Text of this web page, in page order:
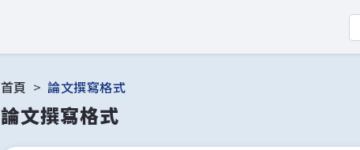
首頁 論文撰寫格式
論文撰寫格式